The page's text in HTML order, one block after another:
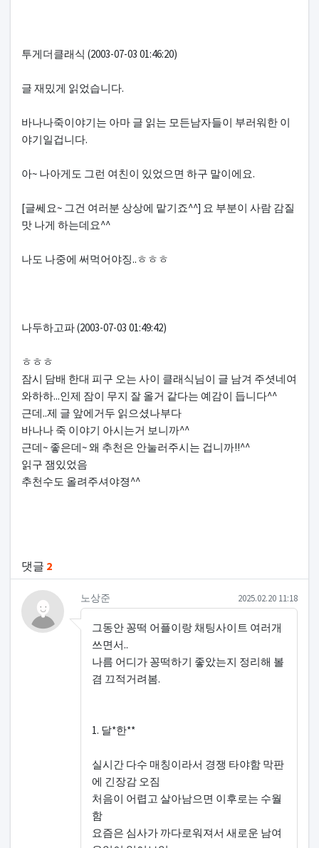
투게더클래식 (2003-07-03 01:46:20)
글 재밌게 읽었습니다.
바나나죽이야기는 아마 글 읽는 모든남자들이 부러워한 이
야기일겁니다.
아~ 나아게도 그런 여친이 있었으면 하구 말이에요.
[글쎄요~ 그건 여러분 상상에 맡기죠^^] 요 부분이 사람 감질
맛 나게 하는데요^^
나도 나중에 써먹어야징..ㅎㅎㅎ
나두하고파 (2003-07-03 01:49:42)
ㅎㅎㅎ
잠시 담배 한대 피구 오는 사이 클래식님이 글 남겨 주셧네여
와하하...인제 잠이 무지 잘 올거 같다는 예감이 듭니다^^
근데..제 글 앞에거두 읽으셨나부다
바나나 죽 이야기 아시는거 보니까^^
근데~ 좋은데~ 왜 추천은 안눌러주시는 겁니까!!^^
읽구 잼있었음
추천수도 올려주셔야졍^^
댓글 2
노상준님의 댓글
노상준 작성일
2025.02.20 11:18
그동안 꽁떡 어플이랑 채팅사이트 여러개
쓰면서..
나름 어디가 꽁떡하기 좋았는지 정리해 볼
겸 끄적거려봄.
1. 달*한**
실시간 다수 매칭이라서 경쟁 타야함 막판
에 긴장감 오짐
처음이 어렵고 살아남으면 이후로는 수월
함
요즘은 심사가 까다로워져서 새로운 남여